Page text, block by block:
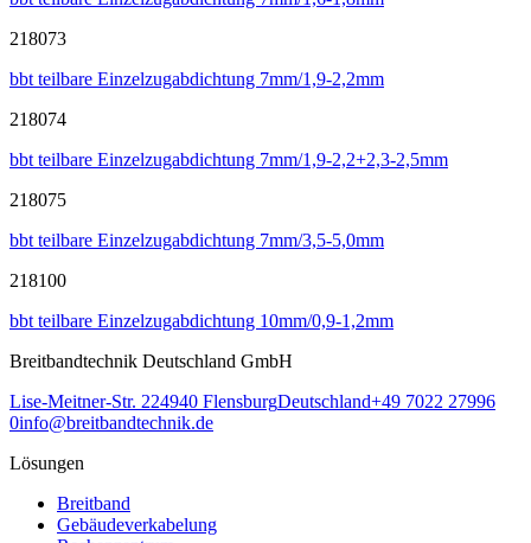
218073
bbt teilbare Einzelzugabdichtung 7mm/1,9-2,2mm
218074
bbt teilbare Einzelzugabdichtung 7mm/1,9-2,2+2,3-2,5mm
218075
bbt teilbare Einzelzugabdichtung 7mm/3,5-5,0mm
218100
bbt teilbare Einzelzugabdichtung 10mm/0,9-1,2mm
Breitbandtechnik Deutschland GmbH
Lise-Meitner-Str. 224940 FlensburgDeutschland+49 7022 27996
0info@breitbandtechnik.de
Lösungen
Breitband
Gebäudeverkabelung